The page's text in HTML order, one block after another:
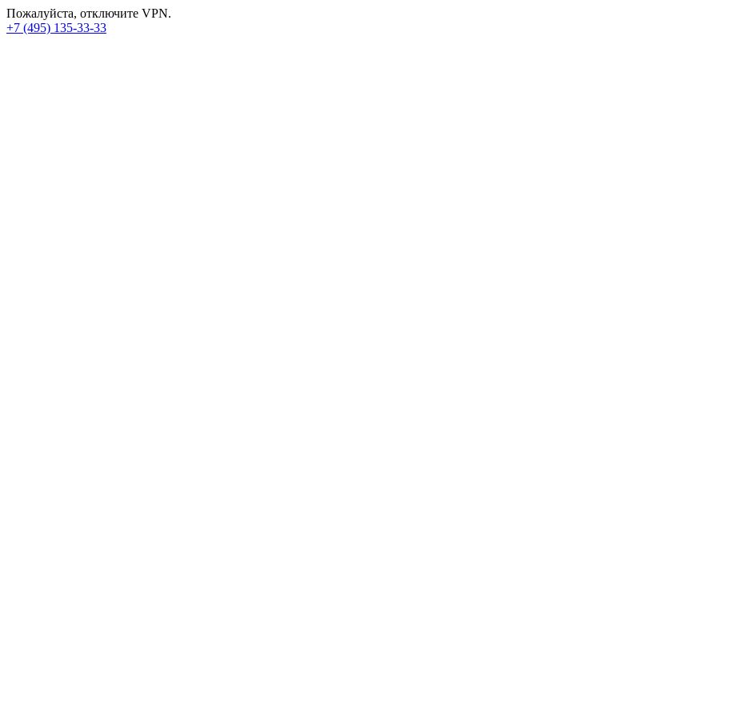
Пожалуйста, отключите VPN.
+7 (495) 135-33-33